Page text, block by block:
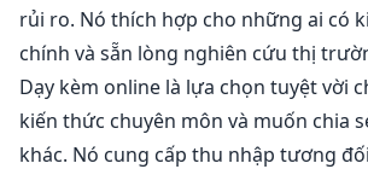
rủi ro. Nó thích hợp cho những ai có
chính và sẵn lòng nghiên cứu thị
Dạy kèm online là lựa chọn tuyệt vời
kiến thức chuyên môn và muốn chia
khác. Nó cung cấp thu nhập tương